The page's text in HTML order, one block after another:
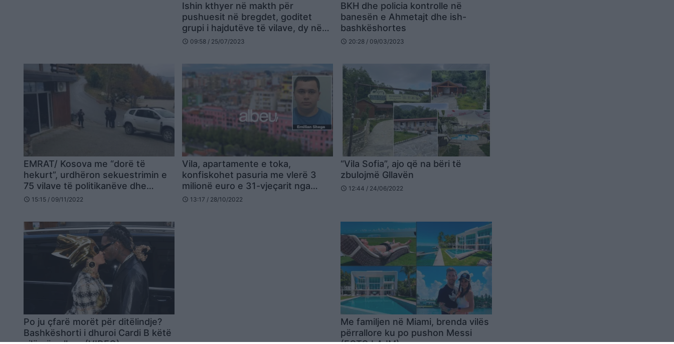
Ishin kthyer në makth për
pushuesit në bregdet, goditet
grupi i hajdutëve të vilave, dy në
pranga (VIDEO)
schedule 09:58 / 25/07/2023
BKH dhe policia kontrolle në
banesën e Ahmetajt dhe ish-
bashkëshortes
schedule 20:28 / 09/03/2023
EMRAT/ Kosova me “dorë të
hekurt”, urdhëron sekuestrimin e
75 vilave të politikanëve dhe
biznesmenëve
schedule 15:15 / 09/11/2022
Vila, apartamente e toka,
konfiskohet pasuria me vlerë 3
milionë euro e 31-vjeçarit nga
Peqini
schedule 13:17 / 28/10/2022
“Vila Sofia”, ajo që na bëri të
zbulojmë Gllavën
schedule 12:44 / 24/06/2022
Po ju çfarë morët për ditëlindje?
Bashkëshorti i dhuroi Cardi B këtë
Me familjen në Miami, brenda vilës
përrallore ku po pushon Messi